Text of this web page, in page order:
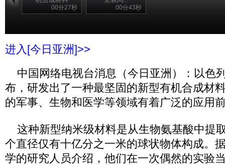
00分27秒 00分43秒
进入[今日亚洲]>>
中国网络电视台消息（今日亚洲）：以色
布，研发出了一种最坚固的新型有机合成材
的军事、生物和医学等领域有着广泛的应用
这种新型纳米级材料是从生物氨基酸中提
个直径仅有十亿分之一米的球状物体构成。
学的研究人员介绍，他们在一次偶然的实验